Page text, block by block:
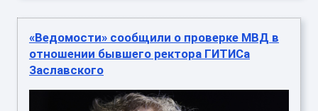
«Ведомости» сообщили о проверке МВД в
отношении бывшего ректора ГИТИСа
Заславского